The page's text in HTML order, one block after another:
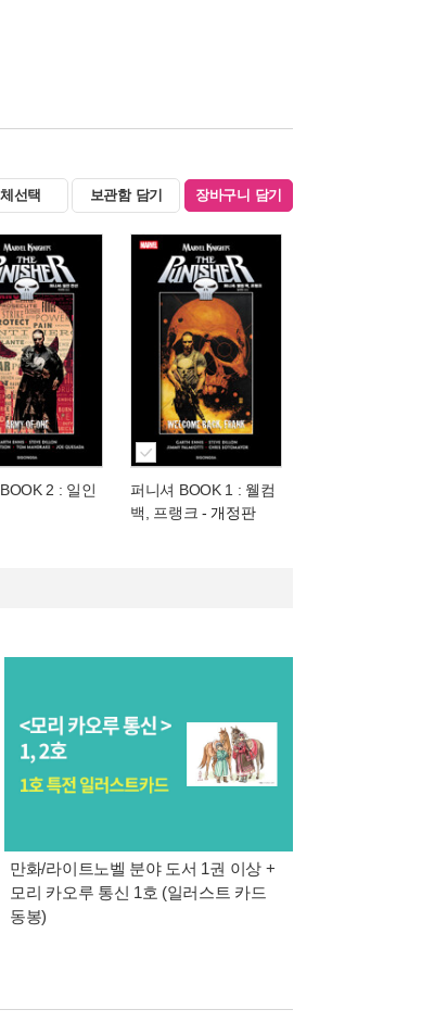
선택 보관함 담기 장바구니 담기
2 : 일인
퍼니셔 BOOK 1 : 웰컴
백, 프랭크 - 개정판
만화/라이트노벨 분야 도서 1권 이상 +
모리 카오루 통신 1호 (일러스트 카드
동봉)